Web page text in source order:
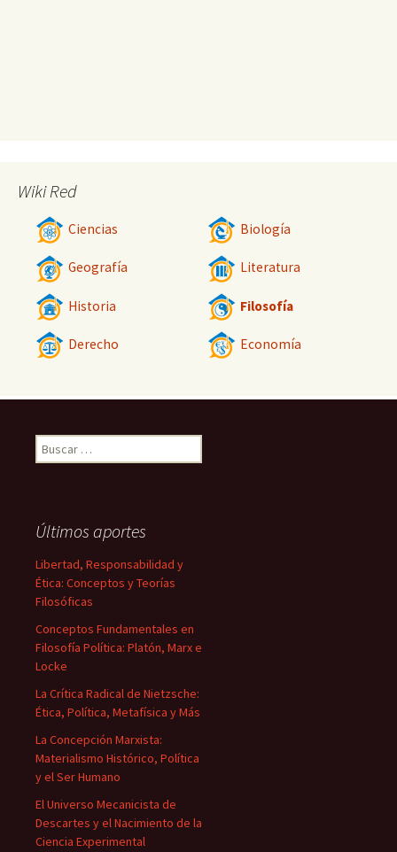
Wiki Red
Ciencias Biología
Geografía Literatura
Historia Filosofía
Derecho Economía
Buscar:
Últimos aportes
Libertad, Responsabilidad y
Ética: Conceptos y Teorías
Filosóficas
Conceptos Fundamentales en
Filosofía Política: Platón, Marx e
Locke
La Crítica Radical de Nietzsche:
Ética, Política, Metafísica y Más
La Concepción Marxista:
Materialismo Histórico, Política
y el Ser Humano
El Universo Mecanicista de
Descartes y el Nacimiento de la
Ciencia Experimental